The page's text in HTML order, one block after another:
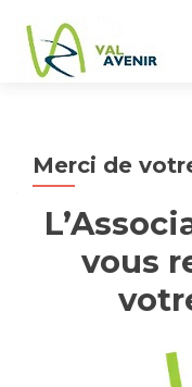
Merci de
vous